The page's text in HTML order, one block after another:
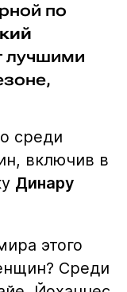
по
лучшими
среди
включив в
Динару
этого
Среди